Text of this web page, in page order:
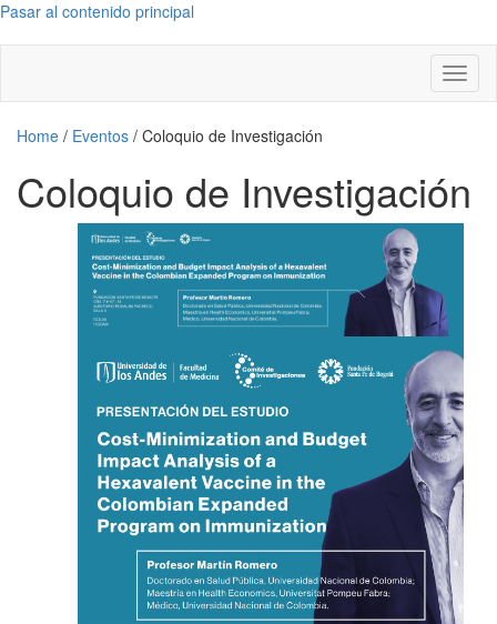
Pasar al contenido principal
Home / Eventos / Coloquio de Investigación
Coloquio de Investigación